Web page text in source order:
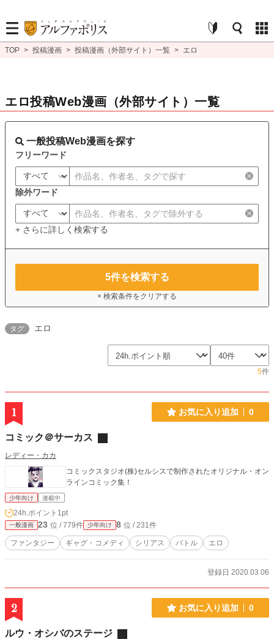
TOP > 投稿漫画 > 投稿漫画（外部サイト）一覧 > エロ
エロ投稿Web漫画（外部サイト）一覧
一般投稿Web漫画を探す
フリーワード
除外ワード
+ さらに詳しく検索する
5件を検索する
× 検索条件をクリアする
タグ エロ
5件
1 お気に入り追加 0
コミック＠サーカス
レディー・カカ
コミックスタジオ(株)セルシスで制作されたオリジナル・オン
ラインコミック集！
少年向け 連載中
24h.ポイント 1pt
一般漫画 23 位 / 779件 少年向け 8 位 / 231件
ファンタジー ギャグ・コメディ シリアス バトル エロ
登録日 2020.03.06
2 お気に入り追加 0
ルウ・オシバのステージ